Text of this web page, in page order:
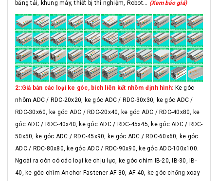
băng tải, khung máy, thiết bị thí nghiệm, Robot... (Xem báo giá)
2::Giá bán các loại ke góc, bích liên kết nhôm định hình: Ke góc
nhôm ADC / RDC-20x20, ke góc ADC / RDC-30x30, ke góc ADC /
RDC-30x60, ke góc ADC / RDC-20x40, ke góc ADC / RDC-40x80, ke
góc ADC / RDC-40x40, ke góc ADC / RDC-45x45, ke góc ADC / RDC-
50x50, ke góc ADC / RDC-45x90, ke góc ADC / RDC-60x60, ke góc
ADC / RDC-80x80, ke góc ADC / RDC-90x90, ke góc ADC-100x100.
Ngoài ra còn có các loại ke chịu lực, ke góc chìm IB-20, IB-30, IB-
40, ke góc chìm Anchor Fastener AF-30, AF-40, ke góc chống xoay